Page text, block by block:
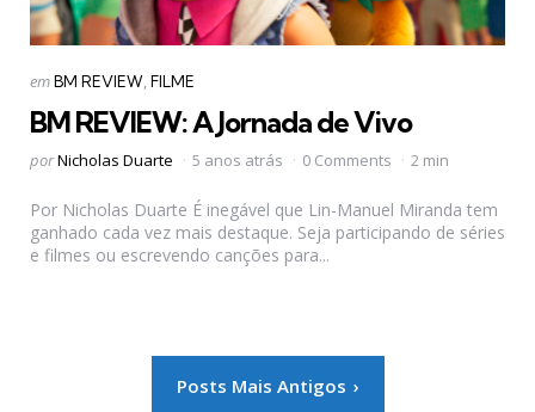
Categorias
Postado
emBM REVIEW FILME
BM REVIEW: A Jornada de Vivo
Postado
porNicholas Duarte 5 anos atrás 0 Comments 2 min
Por Nicholas Duarte É inegável que Lin-Manuel Miranda tem
ganhado cada vez mais destaque. Seja participando de séries
e filmes ou escrevendo canções para...
Posts Mais Antigos